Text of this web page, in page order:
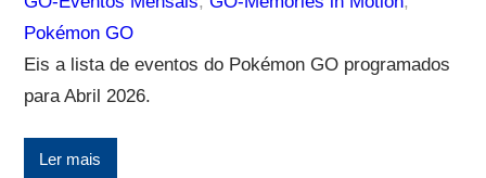
Pokémon GO
Eis a lista de eventos do Pokémon GO programados
para Abril 2026.
Ler mais